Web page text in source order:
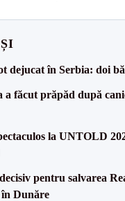
dejucat în Serbia: doi
a făcut prăpăd după
la UNTOLD
pentru salvarea
Dunăre